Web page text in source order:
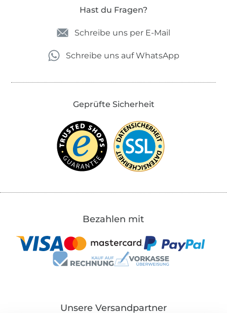
Hast du Fragen?
Schreibe uns per E-Mail
Schreibe uns auf WhatsApp
Geprüfte Sicherheit
Bezahlen mit
Unsere Versandpartner